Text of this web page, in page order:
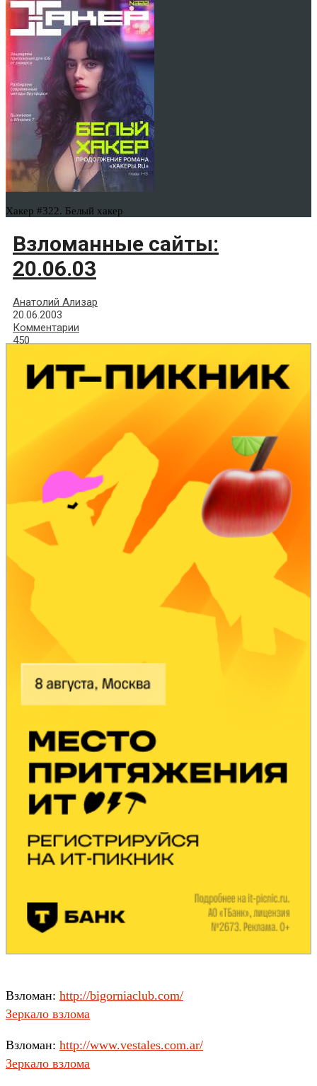
Хакер #322. Белый хакер
Взломанные сайты:
20.06.03
Анатолий Ализар
20.06.2003
Комментарии
450
Взломан: http://bigorniaclub.com/
Зеркало взлома
Взломан: http://www.vestales.com.ar/
Зеркало взлома